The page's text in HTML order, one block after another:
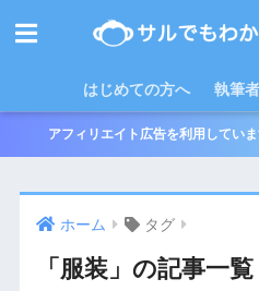
はじめての方へ 執筆
アフィリエイト広告を利用してい
ホーム タグ
「服装」の記事一覧